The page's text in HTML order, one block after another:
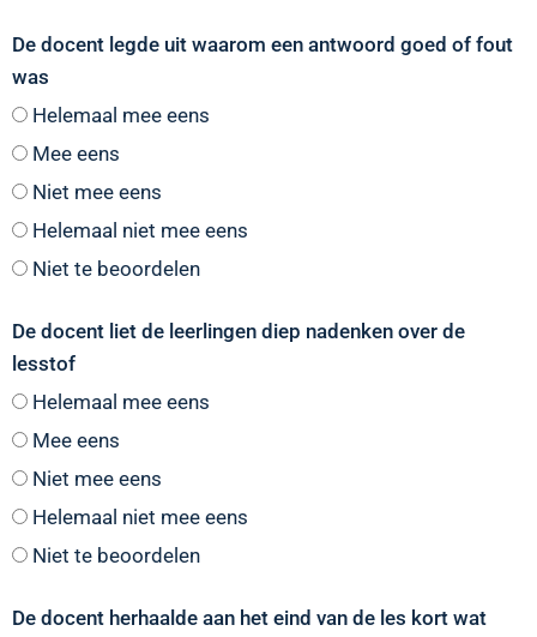
De docent legde uit waarom een antwoord goed of fout
was
Helemaal mee eens
Mee eens
Niet mee eens
Helemaal niet mee eens
Niet te beoordelen
De docent liet de leerlingen diep nadenken over de
lesstof
Helemaal mee eens
Mee eens
Niet mee eens
Helemaal niet mee eens
Niet te beoordelen
De docent herhaalde aan het eind van de les kort wat